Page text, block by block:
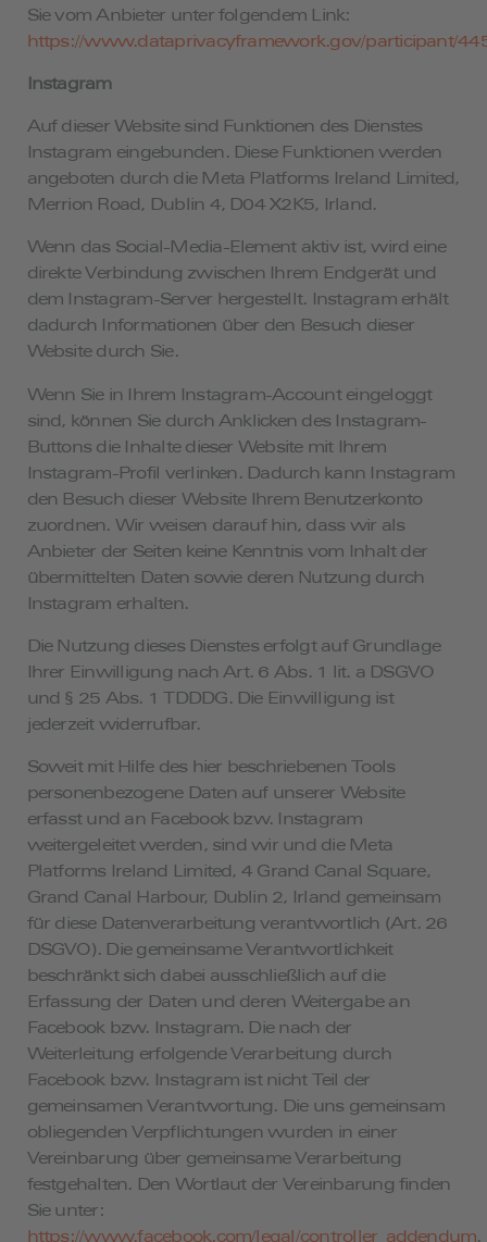
Sie vom Anbieter unter folgendem Link:
https://www.dataprivacyframework.gov/participant/
Instagram
Auf dieser Website sind Funktionen des Dienstes
Instagram eingebunden. Diese Funktionen werden
angeboten durch die Meta Platforms Ireland Limited,
Merrion Road, Dublin 4, D04 X2K5, Irland.
Wenn das Social-Media-Element aktiv ist, wird eine
direkte Verbindung zwischen Ihrem Endgerät und
dem Instagram-Server hergestellt. Instagram erhält
dadurch Informationen über den Besuch dieser
Website durch Sie.
Wenn Sie in Ihrem Instagram-Account eingeloggt
sind, können Sie durch Anklicken des Instagram-
Buttons die Inhalte dieser Website mit Ihrem
Instagram-Profil verlinken. Dadurch kann Instagram
den Besuch dieser Website Ihrem Benutzerkonto
zuordnen. Wir weisen darauf hin, dass wir als
Anbieter der Seiten keine Kenntnis vom Inhalt der
übermittelten Daten sowie deren Nutzung durch
Instagram erhalten.
Die Nutzung dieses Dienstes erfolgt auf Grundlage
Ihrer Einwilligung nach Art. 6 Abs. 1 lit. a DSGVO
und § 25 Abs. 1 TDDDG. Die Einwilligung ist
jederzeit widerrufbar.
Soweit mit Hilfe des hier beschriebenen Tools
personenbezogene Daten auf unserer Website
erfasst und an Facebook bzw. Instagram
weitergeleitet werden, sind wir und die Meta
Platforms Ireland Limited, 4 Grand Canal Square,
Grand Canal Harbour, Dublin 2, Irland gemeinsam
für diese Datenverarbeitung verantwortlich (Art. 26
DSGVO). Die gemeinsame Verantwortlichkeit
beschränkt sich dabei ausschließlich auf die
Erfassung der Daten und deren Weitergabe an
Facebook bzw. Instagram. Die nach der
Weiterleitung erfolgende Verarbeitung durch
Facebook bzw. Instagram ist nicht Teil der
gemeinsamen Verantwortung. Die uns gemeinsam
obliegenden Verpflichtungen wurden in einer
Vereinbarung über gemeinsame Verarbeitung
festgehalten. Den Wortlaut der Vereinbarung finden
Sie unter:
https://www.facebook.com/legal/controller_addendum.